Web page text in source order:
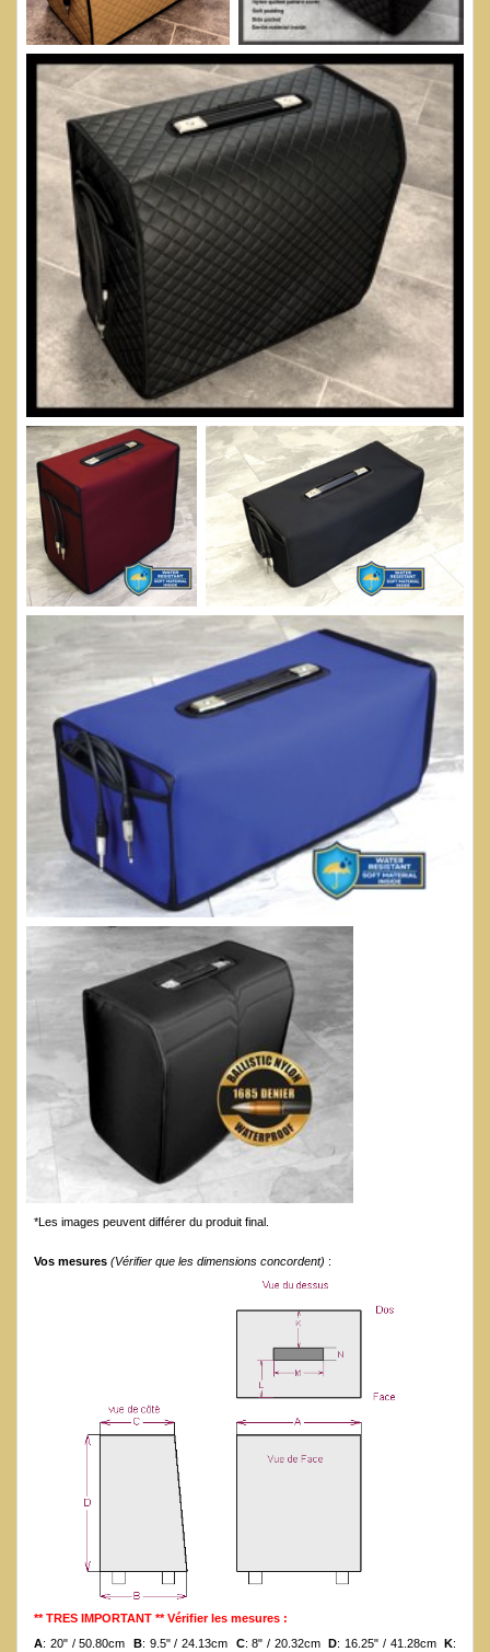
*Les images peuvent différer du produit final.
Vos mesures (Vérifier que les dimensions concordent) :
** TRES IMPORTANT ** Vérifier les mesures :
A: 20" / 50.80cm B: 9.5" / 24.13cm C: 8" / 20.32cm D: 16.25" / 41.28cm K: